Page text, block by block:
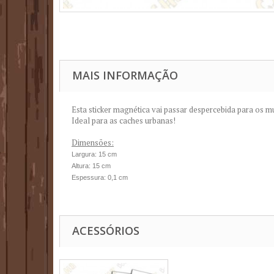
MAIS INFORMAÇÃO
Esta sticker magnética vai passar despercebida para os
Ideal para as caches urbanas!
Dimensões:
Largura: 15 cm
Altura: 15 cm
Espessura: 0,1 cm
ACESSÓRIOS